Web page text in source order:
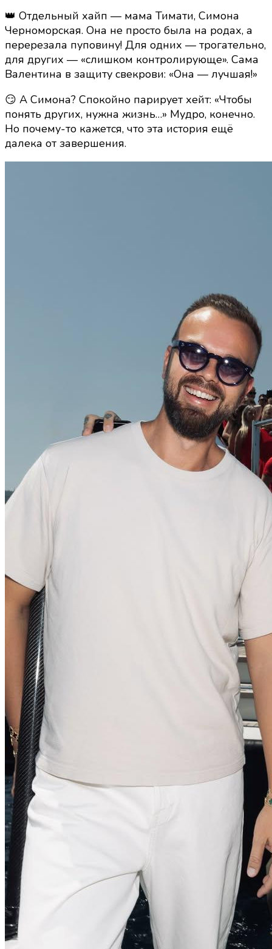
👑 Отдельный хайп — мама Тимати, Симона
Черноморская. Она не просто была на родах, а
перерезала пуповину! Для одних — трогательно,
для других — «слишком контролирующе». Сама
Валентина в защиту свекрови: «Она — лучшая!»
😏 А Симона? Спокойно парирует хейт: «Чтобы
понять других, нужна жизнь…» Мудро, конечно.
Но почему-то кажется, что эта история ещё
далека от завершения.